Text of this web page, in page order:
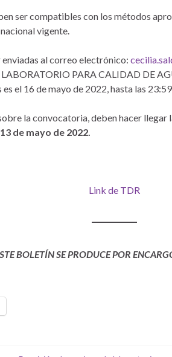
ser compatibles con los métodos
vigente.
al correo electrónico:
PARA CALIDAD DE
el 16 de mayo de 2022, hasta las
la convocatoria, deben hacer
de mayo de 2022.
Link de TDR
BOLETÍN SE PRODUCE POR